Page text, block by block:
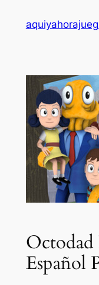
Octodad
Español